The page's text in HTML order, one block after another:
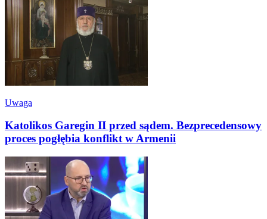
Uwaga
Katolikos Garegin II przed sądem. Bezprecedensowy
proces pogłębia konflikt w Armenii